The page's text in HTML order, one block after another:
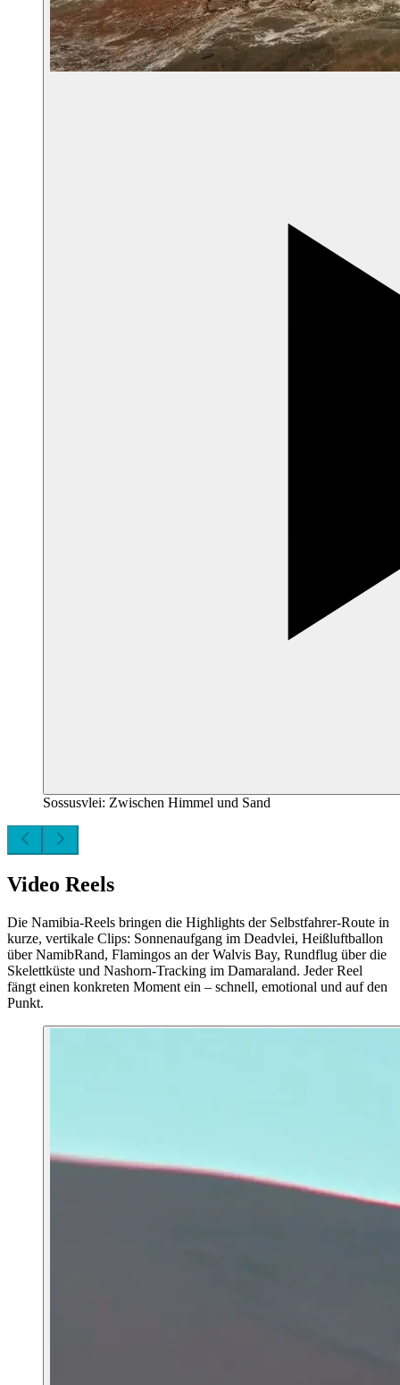
Sossusvlei: Zwischen Himmel und Sand
Video Reels
Die Namibia-Reels bringen die Highlights der Selbstfahrer-Route in
kurze, vertikale Clips: Sonnenaufgang im Deadvlei, Heißluftballon
über NamibRand, Flamingos an der Walvis Bay, Rundflug über die
Skelettküste und Nashorn-Tracking im Damaraland. Jeder Reel
fängt einen konkreten Moment ein – schnell, emotional und auf den
Punkt.